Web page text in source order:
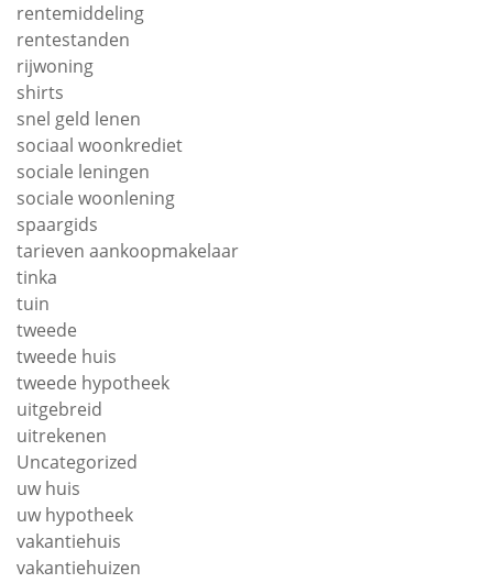
rentemiddeling
rentestanden
rijwoning
shirts
snel geld lenen
sociaal woonkrediet
sociale leningen
sociale woonlening
spaargids
tarieven aankoopmakelaar
tinka
tuin
tweede
tweede huis
tweede hypotheek
uitgebreid
uitrekenen
Uncategorized
uw huis
uw hypotheek
vakantiehuis
vakantiehuizen